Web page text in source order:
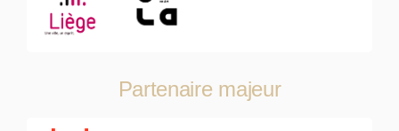
Partenaire majeur